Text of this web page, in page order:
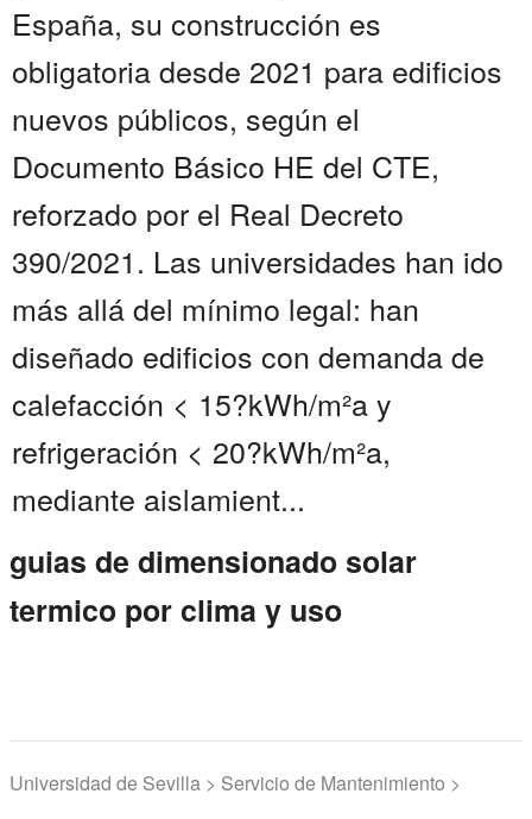
España, su construcción es
obligatoria desde 2021 para edificios
nuevos públicos, según el
Documento Básico HE del CTE,
reforzado por el Real Decreto
390/2021. Las universidades han ido
más allá del mínimo legal: han
diseñado edificios con demanda de
calefacción < 15?kWh/m²a y
refrigeración < 20?kWh/m²a,
mediante aislamient...
guias de dimensionado solar
termico por clima y uso
Universidad de Sevilla > Servicio de Mantenimiento >